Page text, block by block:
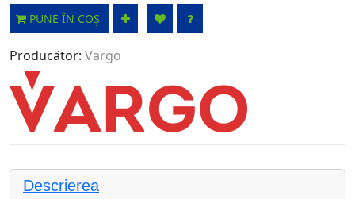
PUNE ÎN COȘ
Producător: Vargo
Descrierea